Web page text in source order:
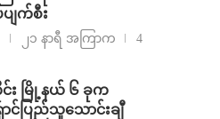
ပျက်စီး
၂၁ နာရီ အကြာက
4
း မြို့နယ် ၆ ခုက
င်ပြည်သူသောင်းချီ